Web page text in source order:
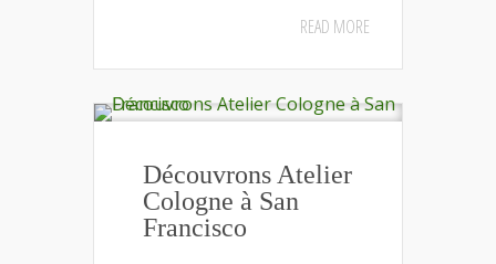
READ MORE
Découvrons Atelier
Cologne à San
Francisco